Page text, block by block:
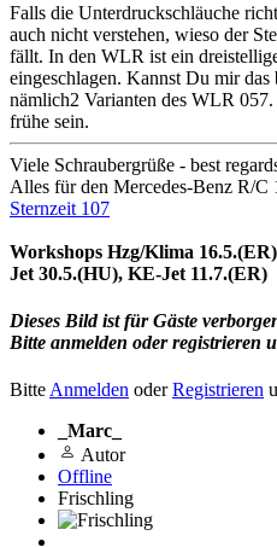
Falls die Unterdruckschläuche
auch nicht verstehen, wieso der
fällt. In den WLR ist ein
eingeschlagen. Kannst Du mir
nämlich2 Varianten des WLR
frühe sein.
Viele Schraubergrüße - best
Alles für den Mercedes-Benz R/C
Sternzeit 107
Workshops Hzg/Klima
Jet 30.5.(HU), KE-Jet 11.7.(ER)
Dieses Bild ist für Gäste
Bitte anmelden oder registrieren
Bitte Anmelden oderRegistrieren
_Marc_
Autor
Offline
Frischling